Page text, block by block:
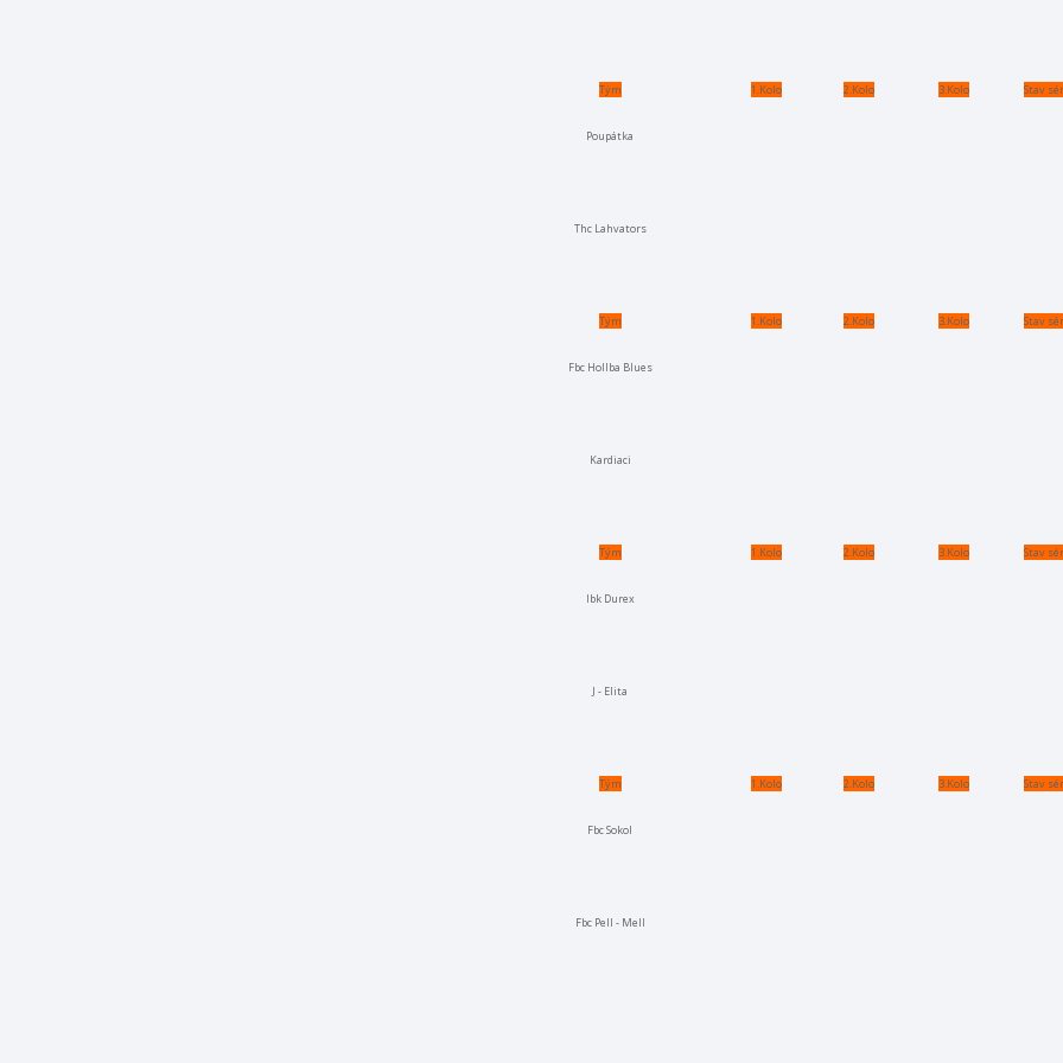
Tým 1.Kolo 2.Kolo 3.Kolo Stav
Poupátka
Thc Lahvators
Tým 1.Kolo 2.Kolo 3.Kolo Stav
Fbc Hollba Blues
Kardiaci
Tým 1.Kolo 2.Kolo 3.Kolo Stav
Ibk Durex
J - Elita
Tým 1.Kolo 2.Kolo 3.Kolo Stav
Fbc Sokol
Fbc Pell - Mell